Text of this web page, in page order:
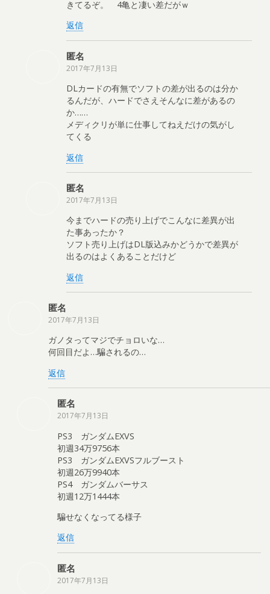
きてるぞ。 4亀と凄い差だがｗ
返信
匿名
2017年7月13日
DLカードの有無でソフトの差が出るのは分か
るんだが、ハードでさえそんなに差があるの
か……
メディクリが単に仕事してねえだけの気がし
てくる
返信
匿名
2017年7月13日
今までハードの売り上げでこんなに差異が出
た事あったか？
ソフト売り上げはDL版込みかどうかで差異が
出るのはよくあることだけど
返信
匿名
2017年7月13日
ガノタってマジでチョロいな…
何回目だよ…騙されるの…
返信
匿名
2017年7月13日
PS3 ガンダムEXVS
初週34万9756本
PS3 ガンダムEXVSフルブースト
初週26万9940本
PS4 ガンダムバーサス
初週12万1444本
騙せなくなってる様子
返信
匿名
2017年7月13日